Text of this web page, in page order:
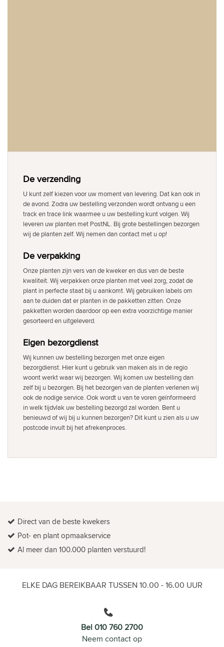
De verzending
U kunt zelf kiezen voor uw moment van levering. Dat kan ook in
de avond. Zodra uw bestelling verzonden wordt ontvang u een
track en trace link waarmee u uw bestelling kunt volgen. Wij
leveren uw planten met PostNL. Bij grote bestellingen bezorgen
wij de planten zelf. Wij nemen dan contact met u op!
De verpakking
Onze planten zijn vers van de kweker en dus van de beste
kwaliteit. Wij verpakken onze planten met veel zorg, zodat de
plant in perfecte staat bij u aankomt. Wij gebruiken labels om
aan te duiden dat er planten in de pakketten zitten. Onze
pakketten worden daardoor op een extra voorzichtige manier
gesorteerd en uitgeleverd.
Eigen bezorgdienst
Wij kunnen uw bestelling bezorgen met onze eigen
bezorgdienst. Hier kunt u gebruik van maken als in de regio
woont werkt waar wij bezorgen. Wij komen uw bestelling dan
zelf bij u bezorgen. Bij het bezorgen van de planten verlenen wij
ook de nodige service. Ook wordt u van te voren geïnformeerd
in welk tijdvlak uw bestelling bezorgd zal worden. Bent u
benieuwd of wij bij u kunnen bezorgen? Dit kunt u zien als u uw
postcode invult bij het afrekenproces.
Direct van de beste kwekers
Pot- en plant opmaakservice
Al meer dan 100.000 planten verstuurd!
ELKE DAG BEREIKBAAR TUSSEN 10.00 - 16.00 UUR
Bel 010 760 2700
Neem contact op